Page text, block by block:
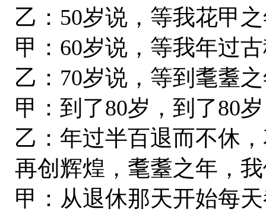
乙：50岁说，等我花甲
甲：60岁说，等我年过
乙：70岁说，等到耄耋
甲：到了80岁，到了80
乙：年过半百退而不休
再创辉煌，耄耋之年，
甲：从退休那天开始每